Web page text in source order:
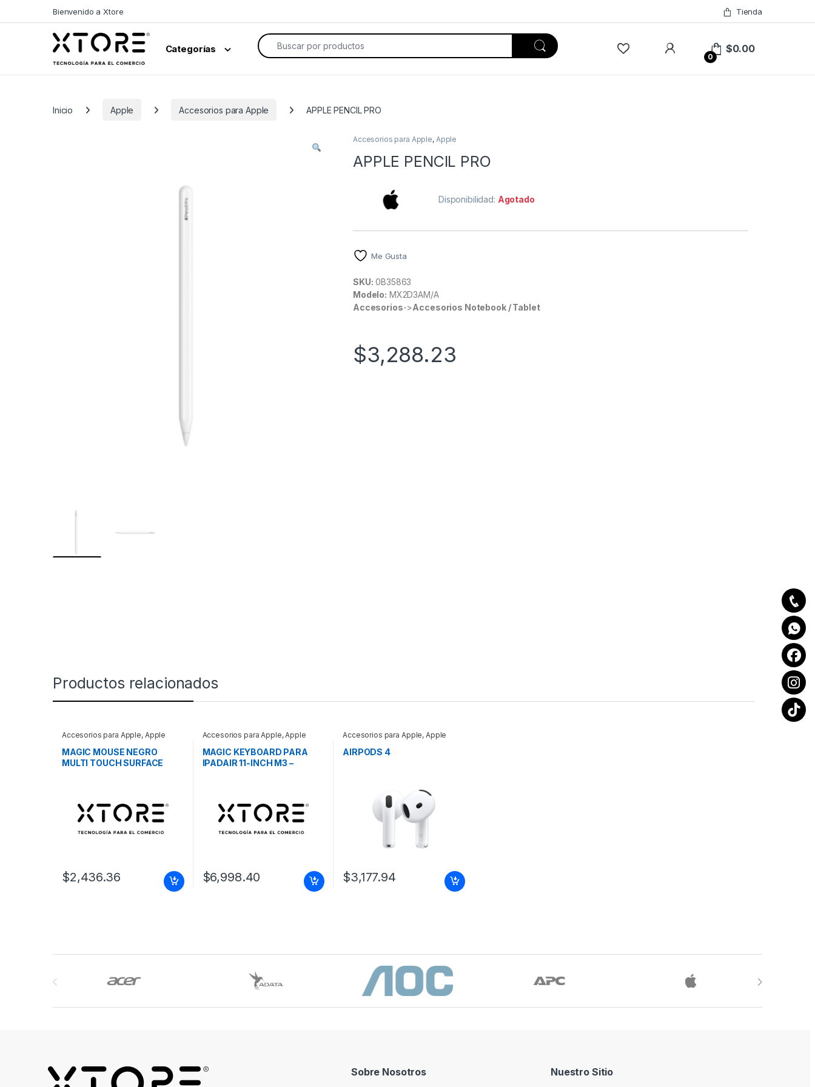
Bienvenido a Xtore Tienda
Categorías
Search for:
0
$0.00
Inicio Apple Accesorios para Apple APPLE PENCIL PRO
Accesorios para Apple, Apple
APPLE PENCIL PRO
Disponibilidad: Agotado
Me Gusta
SKU: 0B35863
Modelo: MX2D3AM/A
Accesorios->Accesorios Notebook / Tablet
$3,288.23
Productos relacionados
Accesorios para Apple, Apple
MAGIC MOUSE NEGRO
MULTI TOUCH SURFACE
$2,436.36
Accesorios para Apple,Apple
MAGIC KEYBOARD PARA
IPADAIR 11-INCH M3 –
LA – Blanco
$6,998.40
Accesorios para Apple, Apple
AIRPODS 4
$3,177.94
Sobre Nosotros Nuestro Sitio